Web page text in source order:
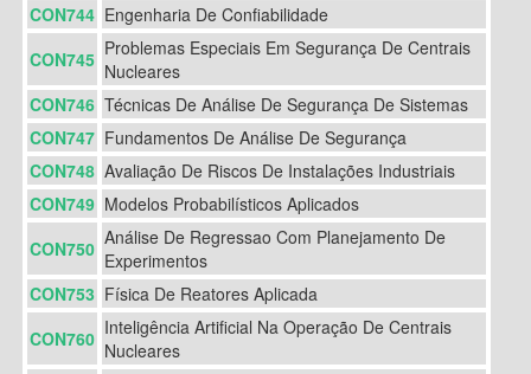
CON744 Engenharia De Confiabilidade
CON745 Problemas Especiais Em Segurança De Centrais
Nucleares
CON746 Técnicas De Análise De Segurança De Sistemas
CON747 Fundamentos De Análise De Segurança
CON748 Avaliação De Riscos De Instalações Industriais
CON749 Modelos Probabilísticos Aplicados
CON750 Análise De Regressao Com Planejamento De
Experimentos
CON753 Física De Reatores Aplicada
CON760 Inteligência Artificial Na Operação De Centrais
Nucleares